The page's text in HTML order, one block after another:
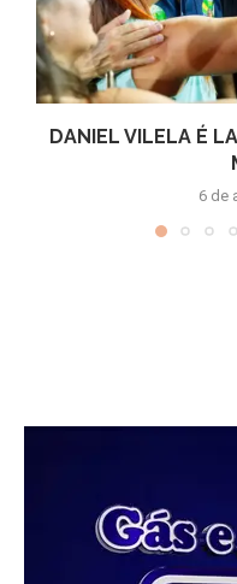
DANIEL VILELA É
6 de